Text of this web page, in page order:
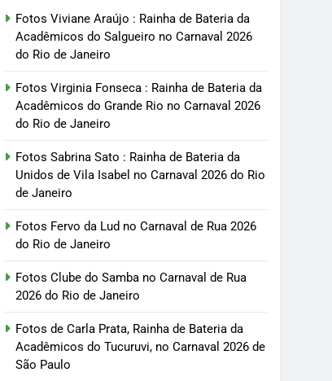
Fotos Viviane Araújo : Rainha de Bateria da
Acadêmicos do Salgueiro no Carnaval 2026
do Rio de Janeiro
Fotos Virginia Fonseca : Rainha de Bateria da
Acadêmicos do Grande Rio no Carnaval 2026
do Rio de Janeiro
Fotos Sabrina Sato : Rainha de Bateria da
Unidos de Vila Isabel no Carnaval 2026 do Rio
de Janeiro
Fotos Fervo da Lud no Carnaval de Rua 2026
do Rio de Janeiro
Fotos Clube do Samba no Carnaval de Rua
2026 do Rio de Janeiro
Fotos de Carla Prata, Rainha de Bateria da
Acadêmicos do Tucuruvi, no Carnaval 2026 de
São Paulo